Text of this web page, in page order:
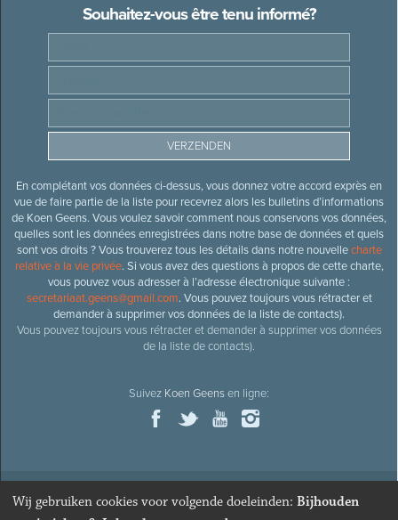
Souhaitez-vous être tenu informé?
En complétant vos données ci-dessus, vous donnez votre accord exprès en
vue de faire partie de la liste pour recevrez alors les bulletins d’informations
de Koen Geens. Vous voulez savoir comment nous conservons vos données,
quelles sont les données enregistrées dans notre base de données et quels
sont vos droits ? Vous trouverez tous les détails dans notre nouvellecharte
relative à la vie privée. Si vous avez des questions à propos de cette charte,
vous pouvez vous adresser à l’adresse électronique suivante :
secretariaat.geens@gmail.com. Vous pouvez toujours vous rétracter et
demander à supprimer vos données de la liste de contacts).
Vous pouvez toujours vous rétracter et demander à supprimer vos données
de la liste de contacts).
Suivez Koen Geensen ligne:
Wij gebruiken cookies voor volgende doeleinden: Bijhouden